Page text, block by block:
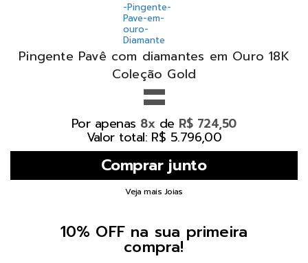
Pingente Pavê com diamantes em Ouro 18K
Coleção Gold
=
Por apenas 8x de R$ 724,50
Valor total: R$ 5.796,00
Veja mais Joias
10% OFF na sua primeira
compra!